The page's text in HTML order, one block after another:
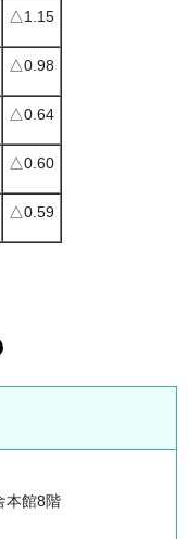
△1.15
△0.98
△0.64
△0.60
△0.59
本館8階